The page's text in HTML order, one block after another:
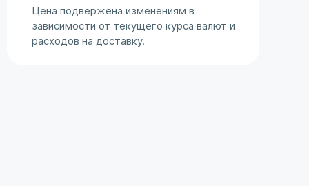
Цена подвержена изменениям в
зависимости от текущего курса валют и
расходов на доставку.